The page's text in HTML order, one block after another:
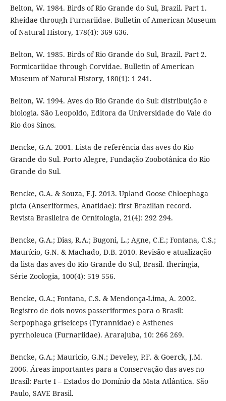
Belton, W. 1984. Birds of Rio Grande do Sul, Brazil. Part 1.
Rheidae through Furnariidae. Bulletin of American Museum
of Natural History, 178(4): 369 636.
Belton, W. 1985. Birds of Rio Grande do Sul, Brazil. Part 2.
Formicariidae through Corvidae. Bulletin of American
Museum of Natural History, 180(1): 1 241.
Belton, W. 1994. Aves do Rio Grande do Sul: distribuição e
biologia. São Leopoldo, Editora da Universidade do Vale do
Rio dos Sinos.
Bencke, G.A. 2001. Lista de referência das aves do Rio
Grande do Sul. Porto Alegre, Fundação Zoobotânica do Rio
Grande do Sul.
Bencke, G.A. & Souza, F.J. 2013. Upland Goose Chloephaga
picta (Anseriformes, Anatidae): first Brazilian record.
Revista Brasileira de Ornitologia, 21(4): 292 294.
Bencke, G.A.; Dias, R.A.; Bugoni, L.; Agne, C.E.; Fontana, C.S.;
Maurício, G.N. & Machado, D.B. 2010. Revisão e atualização
da lista das aves do Rio Grande do Sul, Brasil. Iheringia,
Série Zoologia, 100(4): 519 556.
Bencke, G.A.; Fontana, C.S. & Mendonça-Lima, A. 2002.
Registro de dois novos passeriformes para o Brasil:
Serpophaga griseiceps (Tyrannidae) e Asthenes
pyrrholeuca (Furnariidae). Ararajuba, 10: 266 269.
Bencke, G.A.; Mauricio, G.N.; Develey, P.F. & Goerck, J.M.
2006. Áreas importantes para a Conservação das aves no
Brasil: Parte I – Estados do Domínio da Mata Atlântica. São
Paulo, SAVE Brasil.